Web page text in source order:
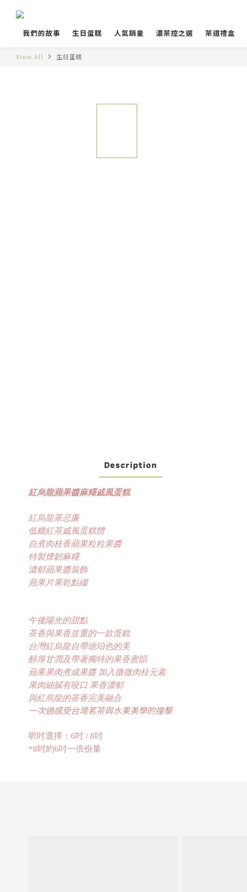
我們的故事
生日蛋糕 人氣銷量 濃茶控之選 茶道禮盒
View All 生日蛋糕
Description
紅烏龍蘋果醬麻糬戚風蛋糕
紅烏龍茶忌廉
低糖紅茶戚風蛋糕體
自煮肉桂香蘋果粒粒果醬
特製煙韌麻糬
濃郁蘋果醬裝飾
蘋果片果乾點綴
午後陽光的甜點
茶香與果香並重的一款蛋糕
台灣紅烏龍自帶琥珀色的美
醇厚甘潤及帶著獨特的果香蜜韻
蘋果果肉煮成果醬 加入微微肉桂元素
果肉細膩有咬口 果香濃郁
與紅烏龍的茶香完美融合
一次過感受台灣茗茶與水果美學的撞擊
呎吋選擇：6吋 / 8吋
*8吋約6吋一倍份量